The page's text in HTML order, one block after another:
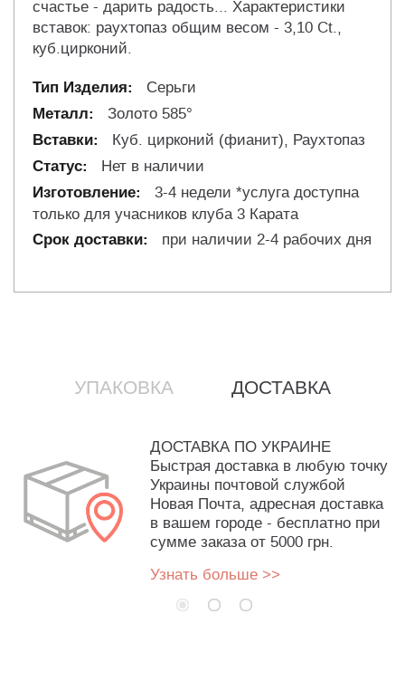
счастье - дарить радость... Характеристики
вставок: раухтопаз общим весом - 3,10 Ct.,
куб.цирконий.
Серьги
Золото 585°
Куб. цирконий (фианит), Раухтопаз
Нет в наличии
3-4 недели *услуга доступна
только для учасников клуба 3 Карата
при наличии 2-4 рабочих дня
УПАКОВКА ДОСТАВКА
ДОСТАВКА ПО УКРАИНЕ
Быстрая доставка в любую точку
Украины почтовой службой
Новая Почта, адресная доставка
в вашем городе - бесплатно при
сумме заказа от 5000 грн.
Узнать больше >>